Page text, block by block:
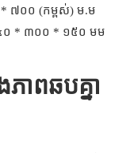
៧០០ (កម្ពស់) ម.ម
០ * ៣០០ * ១៥០ មម
ភាពឆបគ្នា